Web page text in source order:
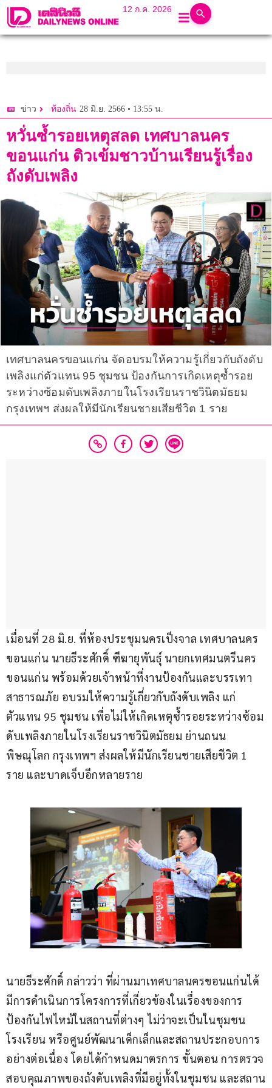
12 ก.ค. 2026
ข่าว ท้องถิ่น 28 มิ.ย. 2566 • 13:55 น.
หวั่นซ้ำรอยเหตุสลด เทศบาลนคร
ขอนแก่น ติวเข้มชาวบ้านเรียนรู้เรื่อง
ถังดับเพลิง
เทศบาลนครขอนแก่น จัดอบรมให้ความรู้เกี่ยวกับถังดับ
เพลิงแก่ตัวแทน 95 ชุมชน ป้องกันการเกิดเหตุซ้ำรอย
ระหว่างซ้อมดับเพลิงภายในโรงเรียนราชวินิตมัธยม
กรุงเทพฯ ส่งผลให้มีนักเรียนชายเสียชีวิต 1 ราย
เมื่อนที่ 28 มิ.ย. ที่ห้องประชุมนครเป็งจาล เทศบาลนคร
ขอนแก่น นายธีระศักดิ์ ฑีฆายุพันธุ์ นายกเทศมนตรีนคร
ขอนแก่น พร้อมด้วยเจ้าหน้าที่งานป้องกันและบรรเทา
สาธารณภัย อบรมให้ความรู้เกี่ยวกับถังดับเพลิง แก่
ตัวแทน 95 ชุมชน เพื่อไม่ให้เกิดเหตุซ้ำรอยระหว่างซ้อม
ดับเพลิงภายในโรงเรียนราชวินิตมัธยม ย่านถนน
พิษณุโลก กรุงเทพฯ ส่งผลให้มีนักเรียนชายเสียชีวิต 1
ราย และบาดเจ็บอีกหลายราย
นายธีระศักดิ์ กล่าวว่า ที่ผ่านมาเทศบาลนครขอนแก่นได้
มีการดำเนินการโครงการที่เกี่ยวข้องในเรื่องของการ
ป้องกันไฟไหม้ในสถานที่ต่างๆ ไม่ว่าจะเป็นในชุมชน
โรงเรียน หรือศูนย์พัฒนาเด็กเล็กและสถานประกอบการ
อย่างต่อเนื่อง โดยได้กำหนดมาตรการ ขั้นตอน การตรวจ
สอบคุณภาพของถังดับเพลิงที่มีอยู่ทั้งในชุมชน และสถาน